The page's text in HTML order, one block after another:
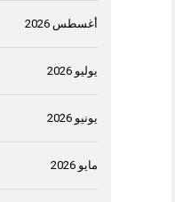
أغسطس 2026
يوليو 2026
يونيو 2026
مايو 2026